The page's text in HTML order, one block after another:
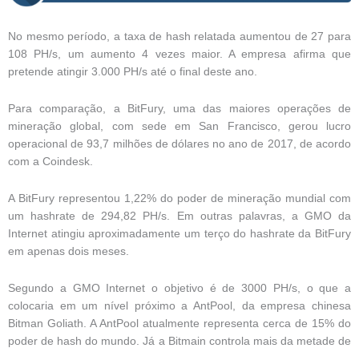
No mesmo período, a taxa de hash relatada aumentou de 27 para
108 PH/s, um aumento 4 vezes maior. A empresa afirma que
pretende atingir 3.000 PH/s até o final deste ano.
Para comparação, a BitFury, uma das maiores operações de
mineração global, com sede em San Francisco, gerou lucro
operacional de 93,7 milhões de dólares no ano de 2017, de acordo
com a Coindesk.
A BitFury representou 1,22% do poder de mineração mundial com
um hashrate de 294,82 PH/s. Em outras palavras, a GMO da
Internet atingiu aproximadamente um terço do hashrate da BitFury
em apenas dois meses.
Segundo a GMO Internet o objetivo é de 3000 PH/s, o que a
colocaria em um nível próximo a AntPool, da empresa chinesa
Bitman Goliath. A AntPool atualmente representa cerca de 15% do
poder de hash do mundo. Já a Bitmain controla mais da metade de